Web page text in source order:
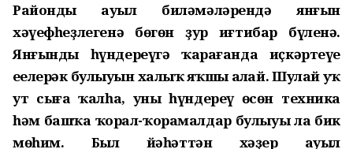
Райондың ауыл биләмәләрендә янғын
хәүефһеҙлегенә бөгөн ҙур иғтибар бүленә.
Янғынды һүндереүгә ҡарағанда иҫкәртеүе
еңелерәк булыуын халыҡ яҡшы аңлай. Шулай уҡ
ут сыға ҡалһа, уны һүндереү өсөн техника
һәм башҡа ҡорал-ҡорамалдар булыуы ла бик
мөһим. Был йәһәттән хәҙер ауыл